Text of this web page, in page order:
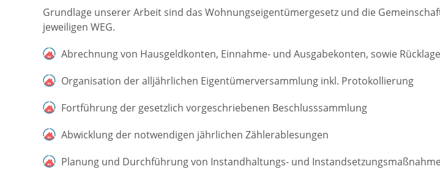
Grundlage unserer Arbeit sind das Wohnungseigentümergesetz und die
jeweiligen WEG.
Abrechnung von Hausgeldkonten, Einnahme- und Ausgabekonten, sowie
Organisation der alljährlichen Eigentümerversammlung inkl. Protokollierung
Fortführung der gesetzlich vorgeschriebenen Beschlusssammlung
Abwicklung der notwendigen jährlichen Zählerablesungen
Planung und Durchführung von Instandhaltungs- und